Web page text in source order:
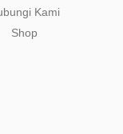
Kami
Shop